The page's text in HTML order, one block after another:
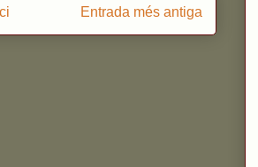
Entrada més antiga